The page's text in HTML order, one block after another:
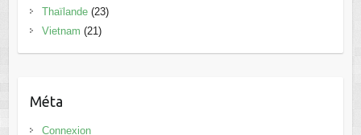
Thaïlande(23)
Vietnam (21)
Méta
Connexion